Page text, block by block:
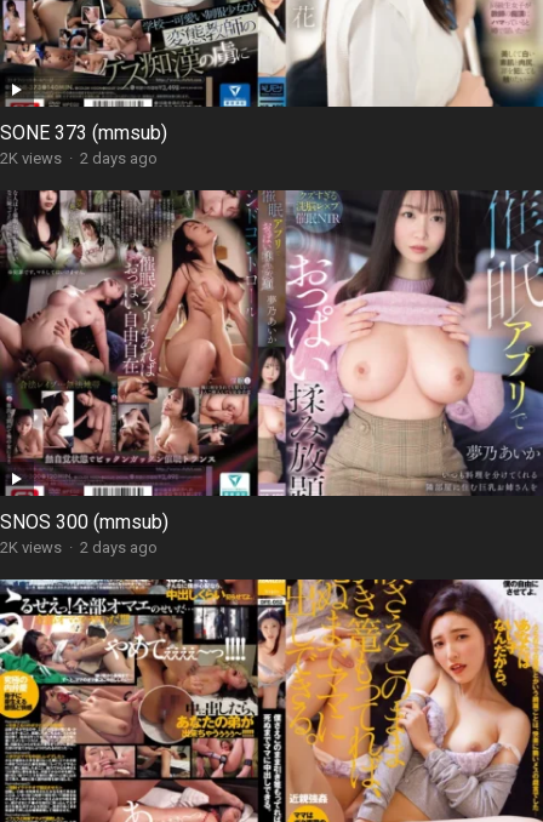
SONE 373 (mmsub)
2K views · 2 days ago
SNOS 300 (mmsub)
2K views · 2 days ago